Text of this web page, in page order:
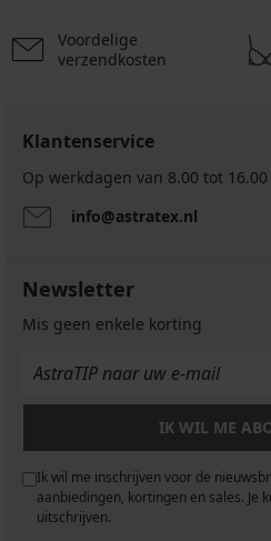
Voordelige
verzendkosten
Klantenservice
Op werkdagen van 8.00 tot
info@astratex.nl
Newsletter
Mis geen enkele korting
IK WIL ME
Ik wil me inschrijven voor de
aanbiedingen, kortingen en sales. Je
uitschrijven.